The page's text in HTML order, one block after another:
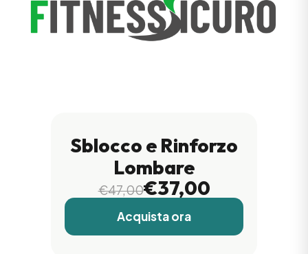
Sblocco e Rinforzo
Lombare
€47,00€37,00
Acquista ora